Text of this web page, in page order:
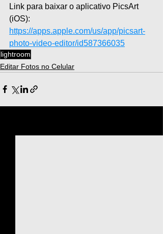
Link para baixar o aplicativo PicsArt
(iOS):
https://apps.apple.com/us/app/picsart-
photo-video-editor/id587366035
lightroom
Editar Fotos no Celular